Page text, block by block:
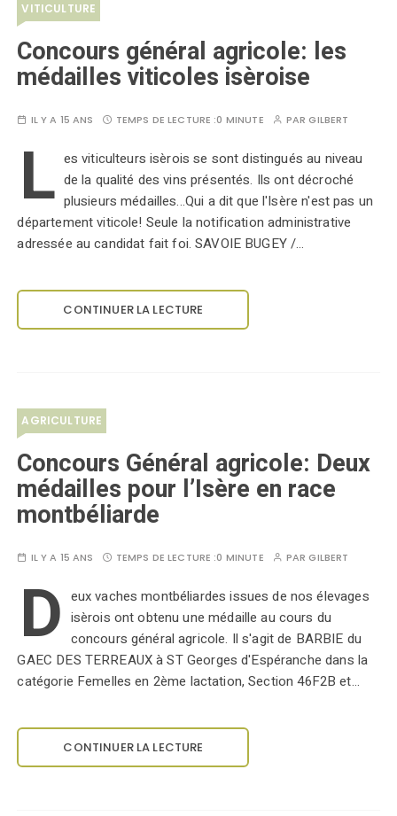
VITICULTURE
Concours général agricole: les
médailles viticoles isèroise
IL Y A 15 ANS TEMPS DE LECTURE :0 MINUTE PARGILBERT
L es viticulteurs isèrois se sont distingués au niveau
de la qualité des vins présentés. Ils ont décroché
plusieurs médailles...Qui a dit que l'Isère n'est pas un
département viticole! Seule la notification administrative
adressée au candidat fait foi. SAVOIE BUGEY /…
CONTINUER LA LECTURE
AGRICULTURE
Concours Général agricole: Deux
médailles pour l’Isère en race
montbéliarde
IL Y A 15 ANS TEMPS DE LECTURE :0 MINUTE PARGILBERT
D eux vaches montbéliardes issues de nos élevages
isèrois ont obtenu une médaille au cours du
concours général agricole. Il s'agit de BARBIE du
GAEC DES TERREAUX à ST Georges d'Espéranche dans la
catégorie Femelles en 2ème lactation, Section 46F2B et…
CONTINUER LA LECTURE